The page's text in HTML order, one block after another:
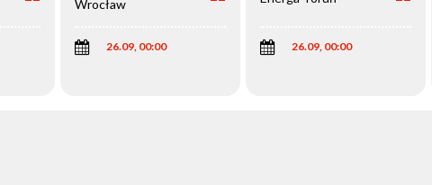
Wrocław
26.09, 00:00 26.09, 00:00